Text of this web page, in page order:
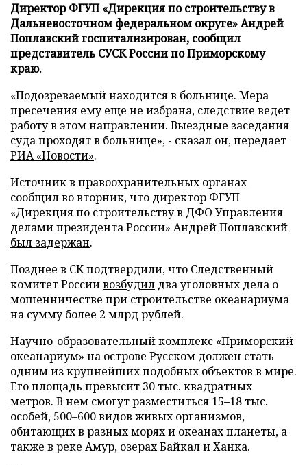
Директор ФГУП «Дирекция по строительству в
Дальневосточном федеральном округе» Андрей
Поплавский госпитализирован, сообщил
представитель СУСК России по Приморскому
краю.
«Подозреваемый находится в больнице. Мера
пресечения ему еще не избрана, следствие ведет
работу в этом направлении. Выездные заседания
суда проходят в больнице», - сказал он,передает
РИА «Новости».
Источник в правоохранительных органах
сообщил во вторник, что директор ФГУП
«Дирекция по строительству в ДФО Управления
делами президента России» Андрей Поплавский
был задержан.
Позднее в СК подтвердили, что Следственный
комитет Россиивозбудил два уголовных дела о
мошенничестве при строительстве океанариума
на сумму более 2 млрд рублей.
Научно-образовательный комплекс «Приморский
океанариум» на острове Русском должен стать
одним из крупнейших подобных объектов в мире.
Его площадь превысит 30 тыс. квадратных
метров. В нем смогут разместиться 15–18 тыс.
особей, 500–600 видов живых организмов,
обитающих в разных морях и океанах планеты, а
также в реке Амур, озерах Байкал и Ханка.